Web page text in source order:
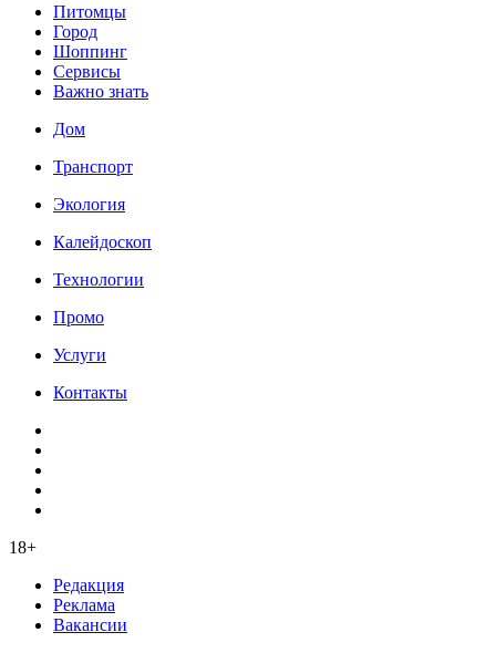
Питомцы
Город
Шоппинг
Сервисы
Важно знать
Дом
Транспорт
Экология
Калейдоскоп
Технологии
Промо
Услуги
Контакты
18+
Редакция
Реклама
Вакансии